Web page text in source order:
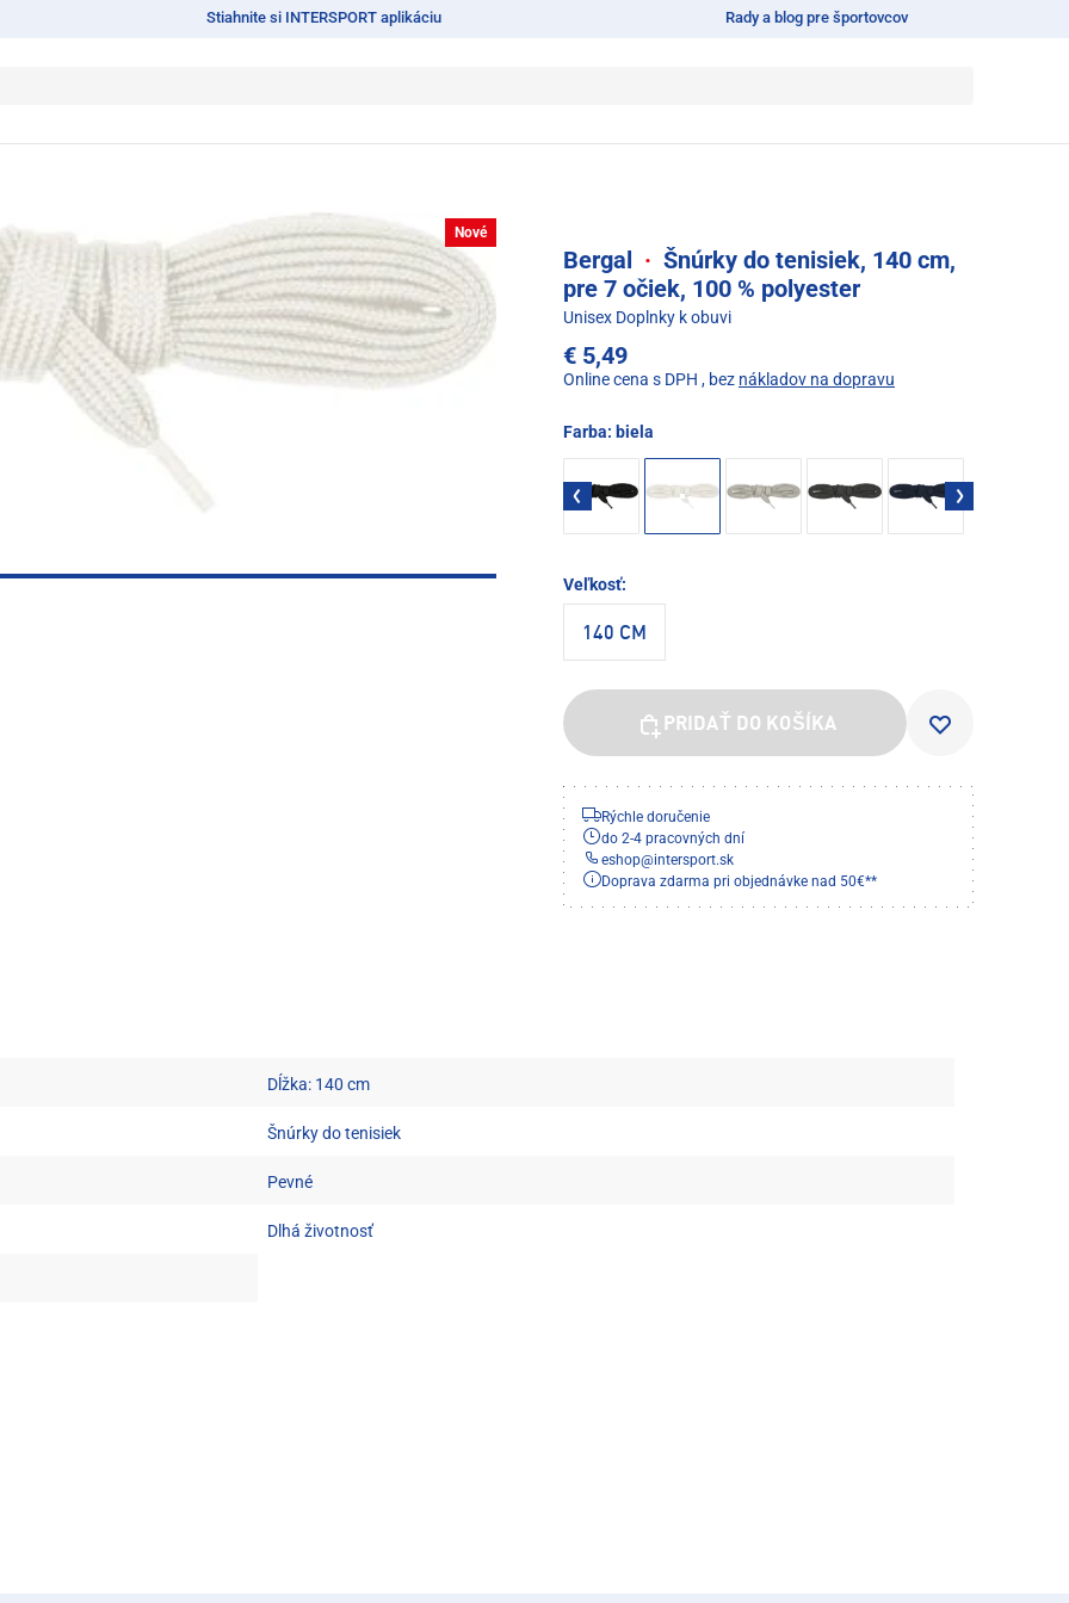
Stiahnite si INTERSPORT aplikáciu Rady a blog pre športovcov
Nové
Bergal · Šnúrky do tenisiek, 140 cm,
pre 7 očiek, 100 % polyester
Unisex Doplnky k obuvi
€ 5,49
Online cena s DPH , bez nákladov na dopravu
Farba: biela
Veľkosť:
140 CM
PRIDAŤ DO KOŠÍKA
Rýchle doručenie
do 2-4 pracovných dní
eshop@intersport.sk
Doprava zdarma pri objednávke nad 50€**
Dĺžka: 140 cm
Šnúrky do tenisiek
Pevné
Dlhá životnosť